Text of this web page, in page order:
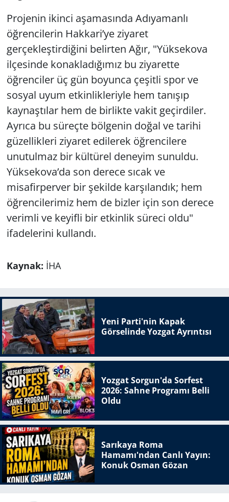
Projenin ikinci aşamasında Adıyamanlı
öğrencilerin Hakkari’ye ziyaret
gerçekleştirdiğini belirten Ağır, "Yüksekova
ilçesinde konakladığımız bu ziyarette
öğrenciler üç gün boyunca çeşitli spor ve
sosyal uyum etkinlikleriyle hem tanışıp
kaynaştılar hem de birlikte vakit geçirdiler.
Ayrıca bu süreçte bölgenin doğal ve tarihi
güzellikleri ziyaret edilerek öğrencilere
unutulmaz bir kültürel deneyim sunuldu.
Yüksekova’da son derece sıcak ve
misafirperver bir şekilde karşılandık; hem
öğrencilerimiz hem de bizler için son derece
verimli ve keyifli bir etkinlik süreci oldu"
ifadelerini kullandı.
Kaynak: İHA
Yeni Parti'nin Kapak
Görselinde Yozgat Ayrıntısı
Yozgat Sorgun'da Sorfest
2026: Sahne Programı Belli
Oldu
Sarıkaya Roma
Hamamı'ndan Canlı Yayın:
Konuk Osman Gözan